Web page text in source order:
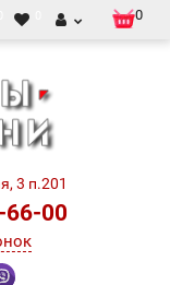
0
3 п.201
66-00